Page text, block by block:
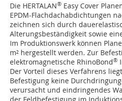
Die HERTALAN® Easy Cover
EPDM-Flachdachabdichtungen
zeichnen sich durch
Alterungsbeständigkeit sowie
Im Produktionswerk können
m² hergestellt werden. Zur
elektromagnetische RhinoBond®
Der Vorteil dieses Verfahrens
Befestigung keine
verursacht und eindringendes